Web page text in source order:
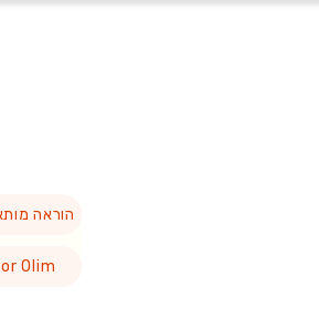
הוראה
Olim